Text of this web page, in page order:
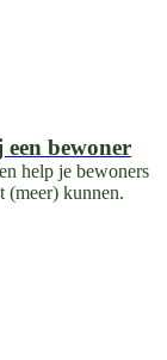
bewoner
help je bewoners
(meer) kunnen.